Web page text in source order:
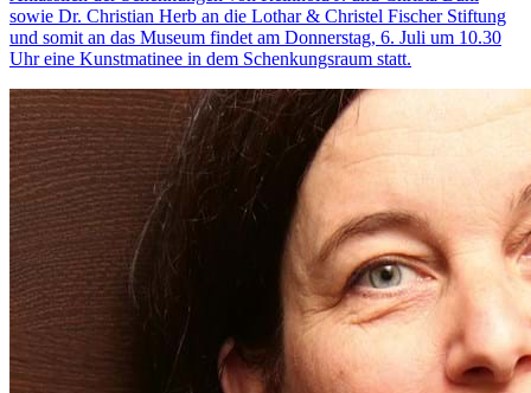
sowie Dr. Christian Herb an die Lothar & Christel Fischer Stiftung
und somit an das Museum findet am Donnerstag, 6. Juli um 10.30
Uhr eine Kunstmatinee in dem Schenkungsraum statt.